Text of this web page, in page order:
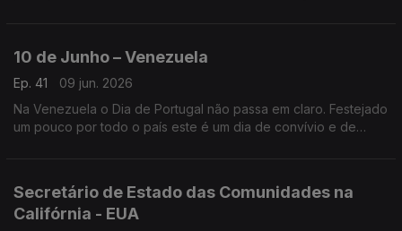
10 de Junho – Venezuela
Ep. 41
09 jun. 2026
Na Venezuela o Dia de Portugal não passa em claro. Festejado
um pouco por todo o país este é um dia de convívio e de
Secretário de Estado das Comunidades na
Califórnia - EUA